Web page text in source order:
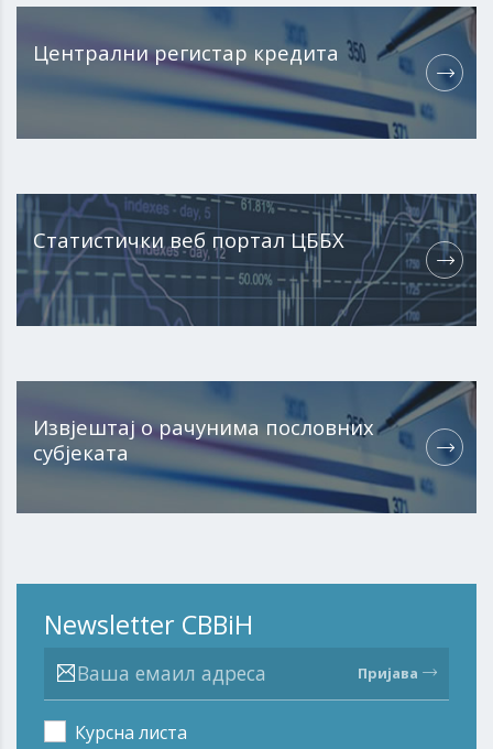
Централни регистар кредита
Статистички веб портал ЦББХ
Извјештај о рачунима пословних
субјеката
Newsletter CBBiH
Пријава
Курсна листа